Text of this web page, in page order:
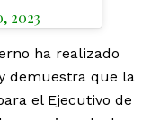
2023
ha realizado
demuestra que la
el Ejecutivo de